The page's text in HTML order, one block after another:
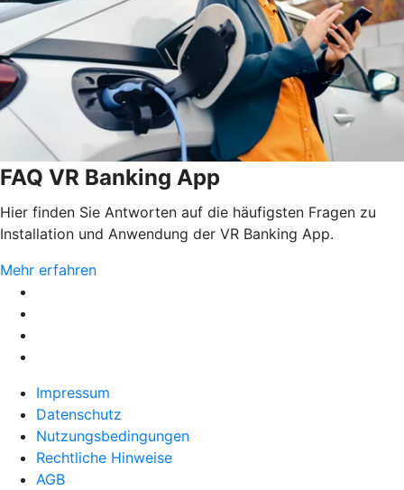
FAQ VR Banking App
Hier finden Sie Antworten auf die häufigsten Fragen zu
Installation und Anwendung der VR Banking App.
Mehr erfahren
Impressum
Datenschutz
Nutzungsbedingungen
Rechtliche Hinweise
AGB